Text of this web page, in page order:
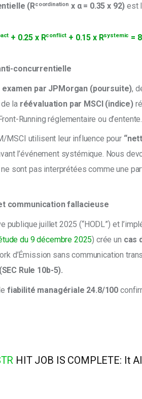
(Rcoordination x α = 0.35 x 92) est
+ 0.25 x Rconflict + 0.15 x Rsystemic =
concurrentielle
examen par JPMorgan (poursuite),
la réévaluation par MSCI (indice)
Running réglementaire ou d’entente.
MSCI utilisent leur influence pour
l’événement systémique. Nous
sont pas interprétées comme une
communication fallacieuse
publique juillet 2025 (“HODL”) et
du 9 décembre 2025) crée un cas
d’Émission sans communication
Rule 10b-5).
fiabilité managériale 24.8/100
HIT JOB IS COMPLETE: It